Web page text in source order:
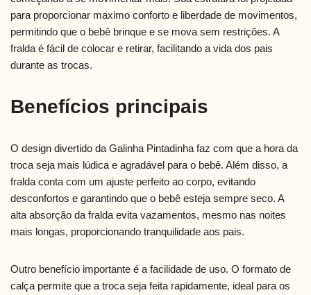
para proporcionar maximo conforto e liberdade de movimentos,
permitindo que o bebê brinque e se mova sem restrições. A
fralda é fácil de colocar e retirar, facilitando a vida dos pais
durante as trocas.
Benefícios principais
O design divertido da Galinha Pintadinha faz com que a hora da
troca seja mais lúdica e agradável para o bebê. Além disso, a
fralda conta com um ajuste perfeito ao corpo, evitando
desconfortos e garantindo que o bebê esteja sempre seco. A
alta absorção da fralda evita vazamentos, mesmo nas noites
mais longas, proporcionando tranquilidade aos pais.
Outro benefício importante é a facilidade de uso. O formato de
calça permite que a troca seja feita rapidamente, ideal para os